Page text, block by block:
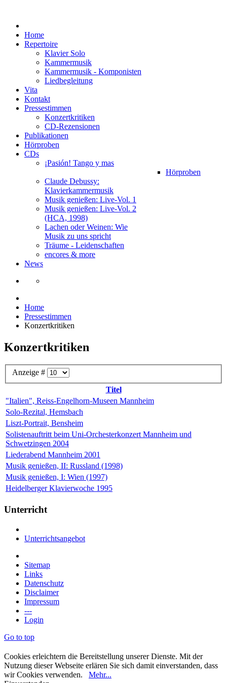
Home
Repertoire
Klavier Solo
Kammermusik
Kammermusik - Komponisten
Liedbegleitung
Vita
Kontakt
Pressestimmen
Konzertkritiken
CD-Rezensionen
Publikationen
Hörproben
CDs
¡Pasión! Tango y mas
Hörproben
Claude Debussy:
Klavierkammermusik
Musik genießen: Live-Vol. 1
Musik genießen: Live-Vol. 2
(HCA, 1998)
Lachen oder Weinen: Wie
Musik zu uns spricht
Träume - Leidenschaften
encores & more
News
Home
Pressestimmen
Konzertkritiken
Konzertkritiken
Anzeige #
Titel
"Italien", Reiss-Engelhorn-Museen Mannheim
Solo-Rezital, Hemsbach
Liszt-Portrait, Bensheim
Solistenauftritt beim Uni-Orchesterkonzert Mannheim und
Schwetzingen 2004
Liederabend Mannheim 2001
Musik genießen, II: Russland (1998)
Musik genießen, I: Wien (1997)
Heidelberger Klavierwoche 1995
Unterricht
Unterrichtsangebot
Sitemap
Links
Datenschutz
Disclaimer
Impressum
---
Login
Go to top
Cookies erleichtern die Bereitstellung unserer Dienste. Mit der
Nutzung dieser Webseite erlären Sie sich damit einverstanden, dass
wir Cookies verwenden. Mehr...